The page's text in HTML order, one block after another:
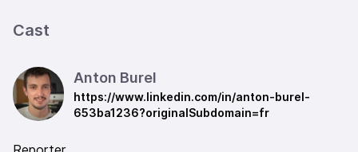
Cast
Anton Burel
https://www.linkedin.com/in/anton-burel-
653ba1236?originalSubdomain=fr